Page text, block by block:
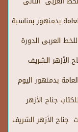
بدمنهور بمناسبة
العربى الدورة
الأزهر الشريف
بدمنهور اليوم
جناح الأزهر
جناح الأزهر الشريف